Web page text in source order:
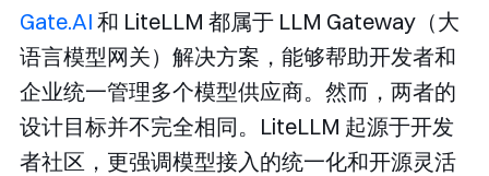
Gate.AI 和 LiteLLM 都属于 LLM Gateway（大
语言模型网关）解决方案，能够帮助开发者和
企业统一管理多个模型供应商。然而，两者的
设计目标并不完全相同。LiteLLM 起源于开发
者社区，更强调模型接入的统一化和开源灵活